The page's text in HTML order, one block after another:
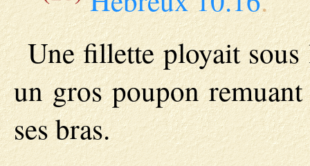
Une fillette ployait
un gros poupon
ses bras.